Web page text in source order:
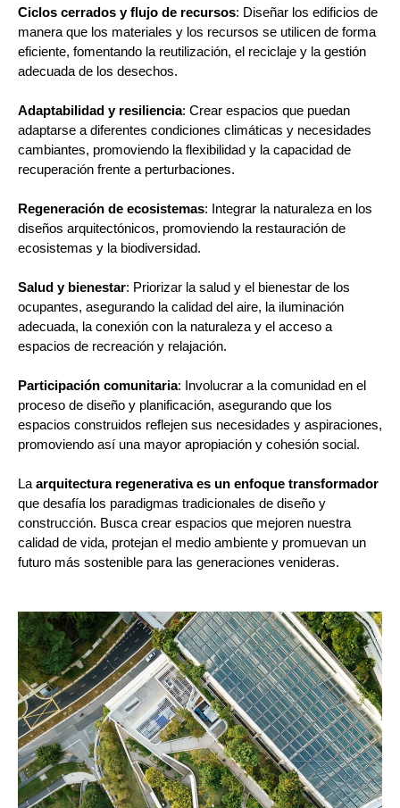
Ciclos cerrados y flujo de recursos: Diseñar los edificios de
manera que los materiales y los recursos se utilicen de forma
eficiente, fomentando la reutilización, el reciclaje y la gestión
adecuada de los desechos.
Adaptabilidad y resiliencia: Crear espacios que puedan
adaptarse a diferentes condiciones climáticas y necesidades
cambiantes, promoviendo la flexibilidad y la capacidad de
recuperación frente a perturbaciones.
Regeneración de ecosistemas: Integrar la naturaleza en los
diseños arquitectónicos, promoviendo la restauración de
ecosistemas y la biodiversidad.
Salud y bienestar: Priorizar la salud y el bienestar de los
ocupantes, asegurando la calidad del aire, la iluminación
adecuada, la conexión con la naturaleza y el acceso a
espacios de recreación y relajación.
Participación comunitaria: Involucrar a la comunidad en el
proceso de diseño y planificación, asegurando que los
espacios construidos reflejen sus necesidades y aspiraciones,
promoviendo así una mayor apropiación y cohesión social.
La arquitectura regenerativa es un enfoque transformador
que desafía los paradigmas tradicionales de diseño y
construcción. Busca crear espacios que mejoren nuestra
calidad de vida, protejan el medio ambiente y promuevan un
futuro más sostenible para las generaciones venideras.